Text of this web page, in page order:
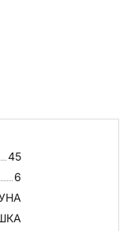
45
6